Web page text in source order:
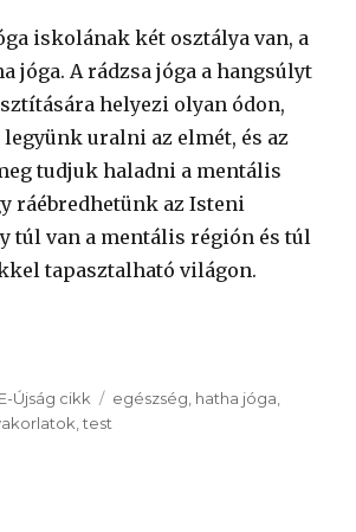
iskolának két osztálya van, a
jóga. A rádzsa jóga a hangsúlyt
helyezi olyan ódon,
uralni az elmét, és az
tudjuk haladni a mentális
ráébredhetünk az Isteni
túl van a mentális régión és túl
tapasztalható világon.
Kategória
E-Újság cikk Címke
egészség hatha jóga
,test